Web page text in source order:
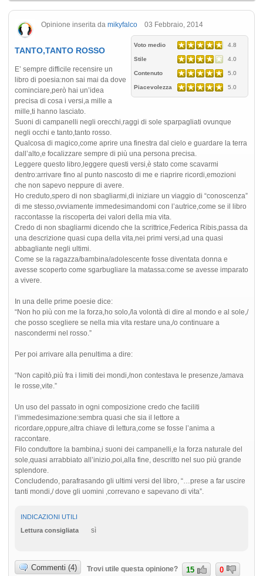
Opinione inserita da mikyfalco 03 Febbraio, 2014
Voto medio 4.8
Stile 4.0
Contenuto 5.0
Piacevolezza 5.0
TANTO,TANTO ROSSO
E’ sempre difficile recensire un
libro di poesia:non sai mai da dove
cominciare,però hai un’idea
precisa di cosa i versi,a mille a
mille,ti hanno lasciato.
Suoni di campanelli negli orecchi,raggi di sole sparpagliati ovunque
negli occhi e tanto,tanto rosso.
Qualcosa di magico,come aprire una finestra dal cielo e guardare la terra
dall’alto,e focalizzare sempre di più una persona precisa.
Leggere questo libro,leggere questi versi,è stato come scavarmi
dentro:arrivare fino al punto nascosto di me e riaprire ricordi,emozioni
che non sapevo neppure di avere.
Ho creduto,spero di non sbagliarmi,di iniziare un viaggio di “conoscenza”
di me stesso,ovviamente immedesimandomi con l’autrice,come se il libro
raccontasse la riscoperta dei valori della mia vita.
Credo di non sbagliarmi dicendo che la scrittrice,Federica Ribis,passa da
una descrizione quasi cupa della vita,nei primi versi,ad una quasi
abbagliante negli ultimi.
Come se la ragazza/bambina/adolescente fosse diventata donna e
avesse scoperto come sgarbugliare la matassa:come se avesse imparato
a vivere.
In una delle prime poesie dice:
“Non ho più con me la forza,ho solo,/la volontà di dire al mondo e al sole,/
che posso scegliere se nella mia vita restare una,/o continuare a
nascondermi nel rosso.”
Per poi arrivare alla penultima a dire:
“Non capitò,più fra i limiti dei mondi,/non contestava le presenze,/amava
le rosse,vite.”
Un uso del passato in ogni composizione credo che faciliti
l’immedesimazione:sembra quasi che sia il lettore a
ricordare,oppure,altra chiave di lettura,come se fosse l’anima a
raccontare.
Filo conduttore la bambina,i suoni dei campanelli,e la forza naturale del
sole,quasi arrabbiato all’inizio,poi,alla fine, descritto nel suo più grande
splendore.
Concludendo, parafrasando gli ultimi versi del libro, “…prese a far uscire
tanti mondi,/ dove gli uomini ,correvano e sapevano di vita”.
INDICAZIONI UTILI
Lettura consigliata
sì
Commenti (4) Trovi utile questa opinione? 15 0